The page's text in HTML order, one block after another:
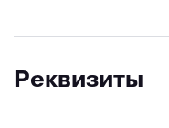
Реквизиты